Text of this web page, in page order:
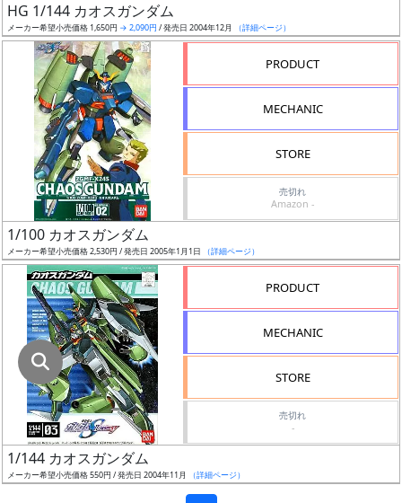
ー
ズ・
売
HG 1/144 カオスガンダム
メーカー希望小売価格 1,650円 → 2,090円 / 発売日 2004年12月 （詳細ページ）
PRODUCT
MECHANIC
STORE
売切れ
Amazon -
1/100 カオスガンダム
メーカー希望小売価格 2,530円 / 発売日 2005年1月1日 （詳細ページ）
PRODUCT
MECHANIC
STORE
売切れ
-
1/144 カオスガンダム
メーカー希望小売価格 550円 / 発売日 2004年11月 （詳細ページ）